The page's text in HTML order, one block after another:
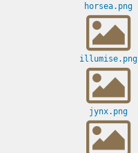
horsea.png
illumise.png
jynx.png